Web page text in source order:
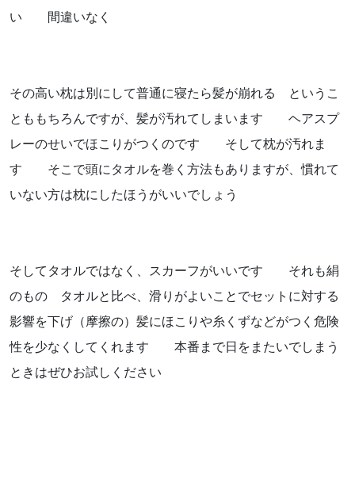
い 間違いなく
その高い枕は別にして普通に寝たら髪が崩れる というこ
とももちろんですが、髪が汚れてしまいます ヘアスプ
レーのせいでほこりがつくのです そして枕が汚れま
す そこで頭にタオルを巻く方法もありますが、慣れて
いない方は枕にしたほうがいいでしょう
そしてタオルではなく、スカーフがいいです それも絹
のもの タオルと比べ、滑りがよいことでセットに対する
影響を下げ（摩擦の）髪にほこりや糸くずなどがつく危険
性を少なくしてくれます 本番まで日をまたいでしまう
ときはぜひお試しください